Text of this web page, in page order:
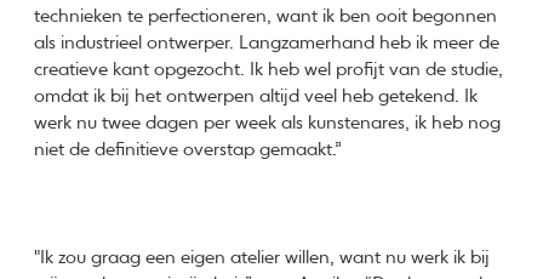
technieken te perfectioneren, want ik ben ooit begonnen
als industrieel ontwerper. Langzamerhand heb ik meer de
creatieve kant opgezocht. Ik heb wel profijt van de studie,
omdat ik bij het ontwerpen altijd veel heb getekend. Ik
werk nu twee dagen per week als kunstenares, ik heb nog
niet de definitieve overstap gemaakt.”
"Ik zou graag een eigen atelier willen, want nu werk ik bij